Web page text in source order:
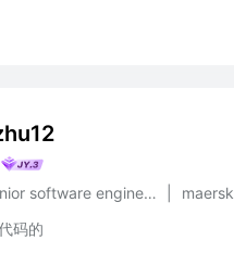
senior software engineer
maersk
码的